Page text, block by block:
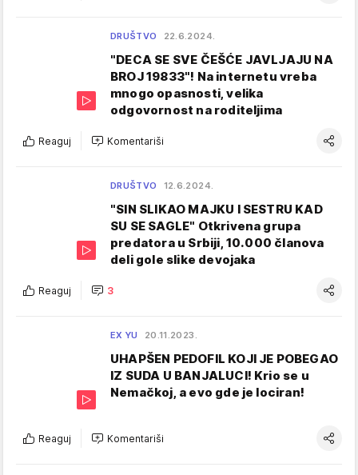
DRUŠTVO 22.6.2024.
"DECA SE SVE ČEŠĆE JAVLJAJU NA
BROJ 19833"! Na internetu vreba
mnogo opasnosti, velika
odgovornost na roditeljima
Reaguj Komentariši
DRUŠTVO 12.6.2024.
"SIN SLIKAO MAJKU I SESTRU KAD
SU SE SAGLE" Otkrivena grupa
predatora u Srbiji, 10.000 članova
deli gole slike devojaka
Reaguj 3
EX YU 20.11.2023.
UHAPŠEN PEDOFIL KOJI JE POBEGAO
IZ SUDA U BANJALUCI! Krio se u
Nemačkoj, a evo gde je lociran!
Reaguj Komentariši